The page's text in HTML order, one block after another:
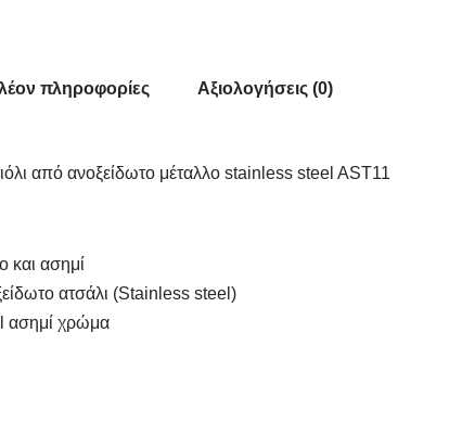
πληροφορίες Αξιολογήσεις (0)
από ανοξείδωτο μέταλλο stainless steel AST11
ασημί
ατσάλι (Stainless steel)
ασημί χρώμα